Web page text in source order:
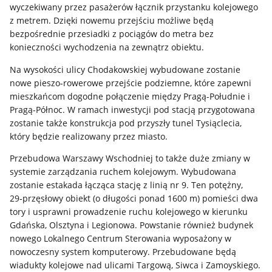
wyczekiwany przez pasażerów łącznik przystanku kolejowego
z metrem. Dzięki nowemu przejściu możliwe będą
bezpośrednie przesiadki z pociągów do metra bez
konieczności wychodzenia na zewnątrz obiektu.
Na wysokości ulicy Chodakowskiej wybudowane zostanie
nowe pieszo-rowerowe przejście podziemne, które zapewni
mieszkańcom dogodne połączenie między Pragą-Południe i
Pragą-Północ. W ramach inwestycji pod stacją przygotowana
zostanie także konstrukcja pod przyszły tunel Tysiąclecia,
który będzie realizowany przez miasto.
Przebudowa Warszawy Wschodniej to także duże zmiany w
systemie zarządzania ruchem kolejowym. Wybudowana
zostanie estakada łącząca stację z linią nr 9. Ten potężny,
29‑przęsłowy obiekt (o długości ponad 1600 m) pomieści dwa
tory i usprawni prowadzenie ruchu kolejowego w kierunku
Gdańska, Olsztyna i Legionowa. Powstanie również budynek
nowego Lokalnego Centrum Sterowania wyposażony w
nowoczesny system komputerowy. Przebudowane będą
wiadukty kolejowe nad ulicami Targową, Siwca i Zamoyskiego.